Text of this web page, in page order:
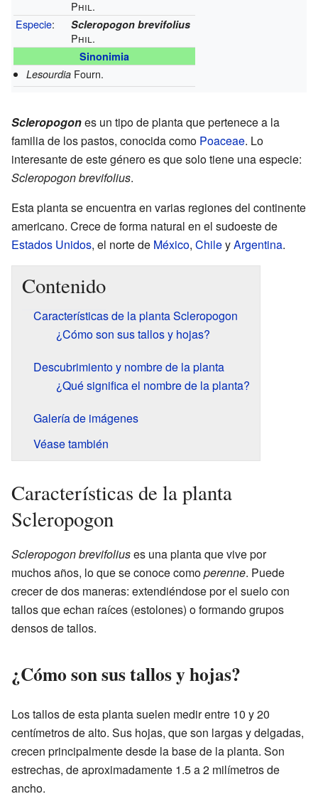
Phil.
Especie: Scleropogon brevifolius
Phil.
Sinonimia
LesourdiaFourn.
Scleropogones un tipo de planta que pertenece a la
familia de los pastos, conocida como Poaceae. Lo
interesante de este género es que solo tiene una especie:
Scleropogon brevifolius.
Esta planta se encuentra en varias regiones del continente
americano. Crece de forma natural en el sudoeste de
Estados Unidos, el norte de México, ChileyArgentina.
Contenido
Características de la planta Scleropogon
¿Cómo son sus tallos y hojas?
Descubrimiento y nombre de la planta
¿Qué significa el nombre de la planta?
Galería de imágenes
Véase también
Características de la planta
Scleropogon
Scleropogon brevifoliuses una planta que vive por
muchos años, lo que se conoce comoperenne. Puede
crecer de dos maneras: extendiéndose por el suelo con
tallos que echan raíces (estolones) o formando grupos
densos de tallos.
¿Cómo son sus tallos y hojas?
Los tallos de esta planta suelen medir entre 10 y 20
centímetros de alto. Sus hojas, que son largas y delgadas,
crecen principalmente desde la base de la planta. Son
estrechas, de aproximadamente 1.5 a 2 milímetros de
ancho.